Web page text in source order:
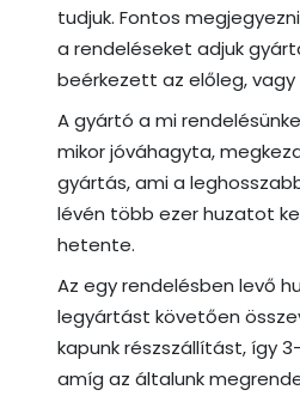
tudjuk. Fontos
a rendeléseket adjuk
beérkezett az előleg, vagy
A gyártó a mi
mikor jóváhagyta,
gyártás, ami a
lévén több ezer huzatot
hetente.
Az egy rendelésben levő
legyártást követően
kapunk részszállítást, így
amíg az általunk